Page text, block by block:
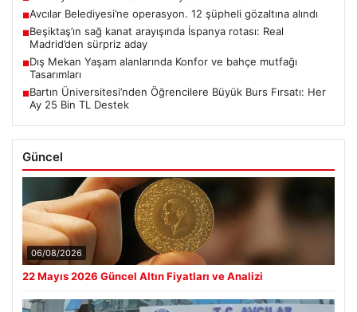
■Avcılar Belediyesi’ne operasyon. 12 şüpheli gözaltına alındı
■Beşiktaş’ın sağ kanat arayışında İspanya rotası: Real
Madrid’den sürpriz aday
■Dış Mekan Yaşam alanlarında Konfor ve bahçe mutfağı
Tasarımları
■Bartın Üniversitesi’nden Öğrencilere Büyük Burs Fırsatı: Her
Ay 25 Bin TL Destek
Güncel
06/08/2026
22 Mayıs 2026 Güncel Altın Fiyatları ve Analizi